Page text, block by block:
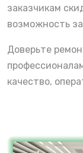
заказчикам
возможность
Доверьте
качество,